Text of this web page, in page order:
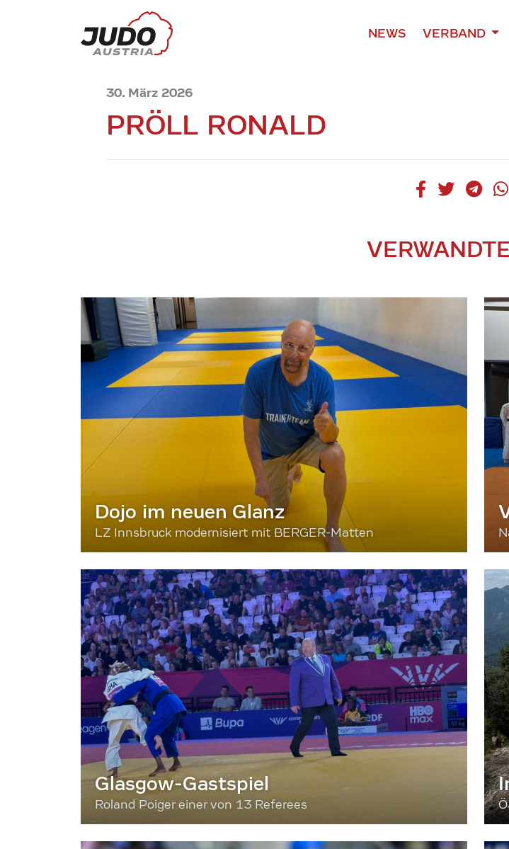
NEWS VERBAND
30. März 2026
PRÖLL RONALD
Dojo im neuen Glanz
LZ Innsbruck modernisiert mit BERGER-Matten
Glasgow-Gastspiel
Roland Poiger einer von 13 Referees